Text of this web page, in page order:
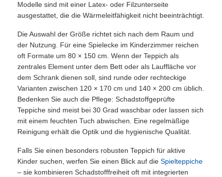
Modelle sind mit einer Latex- oder Filzunterseite
ausgestattet, die die Wärmeleitfähigkeit nicht beeinträchtigt.
Die Auswahl der Größe richtet sich nach dem Raum und
der Nutzung. Für eine Spielecke im Kinderzimmer reichen
oft Formate um 80 × 150 cm. Wenn der Teppich als
zentrales Element unter dem Bett oder als Lauffläche vor
dem Schrank dienen soll, sind runde oder rechteckige
Varianten zwischen 120 × 170 cm und 140 × 200 cm üblich.
Bedenken Sie auch die Pflege: Schadstoffgeprüfte
Teppiche sind meist bei 30 Grad waschbar oder lassen sich
mit einem feuchten Tuch abwischen. Eine regelmäßige
Reinigung erhält die Optik und die hygienische Qualität.
Falls Sie einen besonders robusten Teppich für aktive
Kinder suchen, werfen Sie einen Blick auf die Spielteppiche
– sie kombinieren Schadstofffreiheit oft mit integrierten